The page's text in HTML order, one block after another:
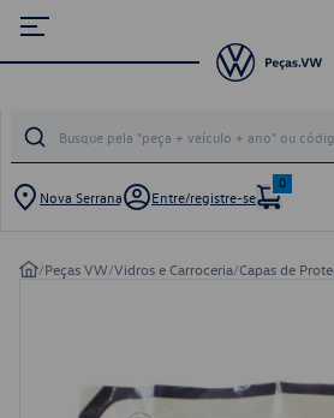
Nova Serrana Entre/registre-se
0
/Peças VW/Vidros e Carroceria/Capas de